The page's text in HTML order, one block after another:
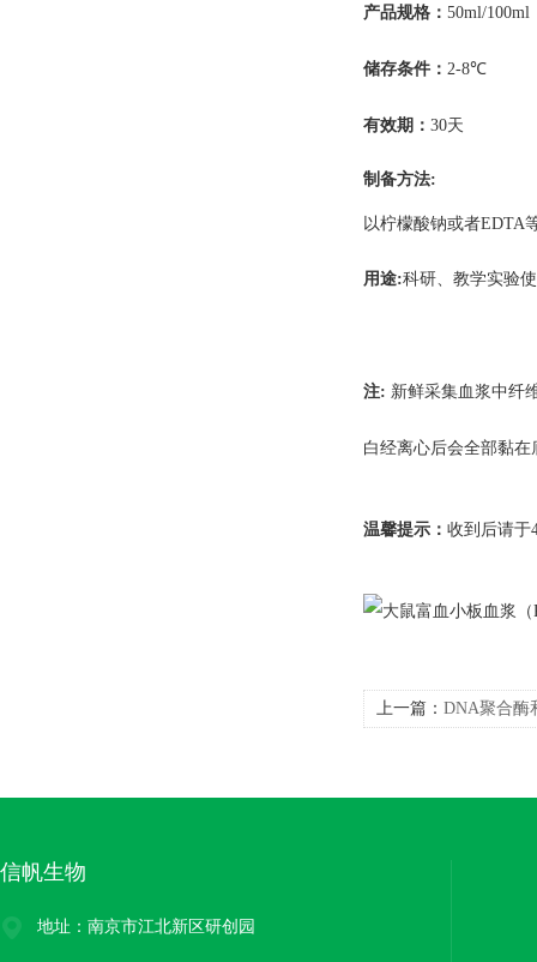
产品规格 ： 50ml/100ml
储存条件 ： 2-8℃
有效期 ： 30天
制备方法:
以柠檬酸钠或者EDTA
用途:科研、教学实验
注: 新鲜采集血浆中纤
白经离心后会全部黏
温馨提示： 收到后请于
上一篇： ​DNA聚合酶
信帆生物
地址：南京市江北新区研创园